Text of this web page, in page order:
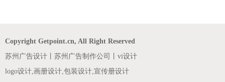
Copyright Getpoint.cn, All Right Reserved
苏州广告设计丨苏州广告制作公司丨vi设计
logo设计,画册设计,包装设计,宣传册设计